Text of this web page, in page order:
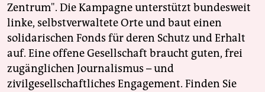
Zentrum". Die Kampagne unterstützt bundesweit
linke, selbstverwaltete Orte und baut einen
solidarischen Fonds für deren Schutz und Erhalt
auf. Eine offene Gesellschaft braucht guten, frei
zugänglichen Journalismus – und
zivilgesellschaftliches Engagement. Finden Sie